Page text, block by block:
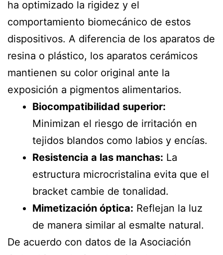
ha optimizado la rigidez y el
comportamiento biomecánico de estos
dispositivos. A diferencia de los aparatos de
resina o plástico, los aparatos cerámicos
mantienen su color original ante la
exposición a pigmentos alimentarios.
Biocompatibilidad superior:
Minimizan el riesgo de irritación en
tejidos blandos como labios y encías.
Resistencia a las manchas: La
estructura microcristalina evita que el
bracket cambie de tonalidad.
Mimetización óptica: Reflejan la luz
de manera similar al esmalte natural.
De acuerdo con datos de la Asociación